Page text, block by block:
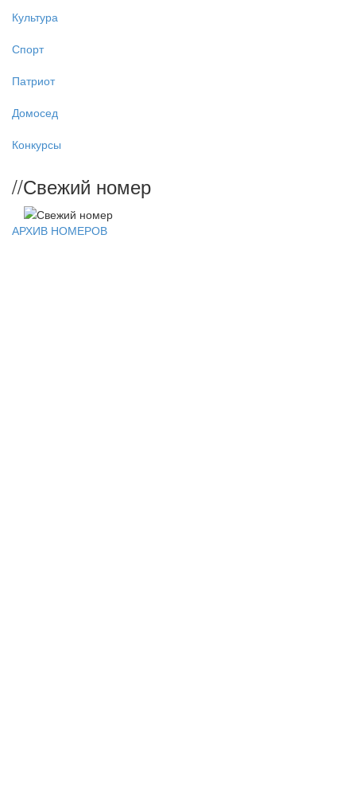
Культура
Спорт
Патриот
Домосед
Конкурсы
//Свежий номер
АРХИВ НОМЕРОВ